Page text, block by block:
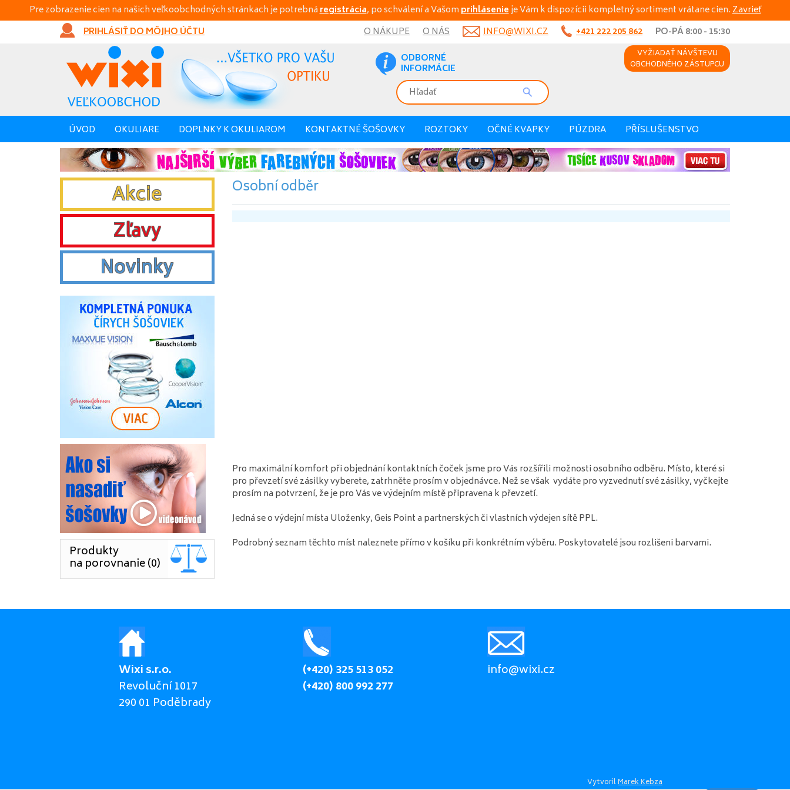
Pre zobrazenie cien na našich veľkoobchodných stránkach je potrebnáregistrácia, po schválení a Vašom prihlásenieje Vám k dispozícii kompletný sortiment vrátane cien.Zavrieť
PRIHLÁSIŤ DO MÔJHO ÚČTU
O NÁKUPE O NÁS INFO@WIXI.CZ +421 222 205 862
PO-PÁ 8:00 - 15:30
ODBORNÉ
INFORMÁCIE
VYŽIADAŤ NÁVŠTEVU
OBCHODNÉHO ZÁSTUPCU
ÚVOD OKULIARE DOPLNKY K OKULIAROM KONTAKTNÉ ŠOŠOVKY ROZTOKY OČNÉ KVAPKY PÚZDRA PŘÍSLUŠENSTVO
Osobní odběr
Pro maximální komfort při objednání kontaktních čoček jsme pro Vás rozšířili možnosti osobního odběru. Místo, které si
pro převzetí své zásilky vyberete, zatrhněte prosím v objednávce. Než se však vydáte pro vyzvednutí své zásilky, vyčkejte
prosím na potvrzení, že je pro Vás ve výdejním místě připravena k převzetí.
Jedná se o výdejní místa Uloženky, Geis Point a partnerských či vlastních výdejen sítě PPL.
Podrobný seznam těchto míst naleznete přímo v košíku při konkrétním výběru. Poskytovatelé jsou rozlišeni barvami.
Akcie
Zľavy
Novinky
Produkty
na porovnanie (0)
Wixi s.r.o.
Revoluční 1017
290 01 Poděbrady
(+420) 325 513 052
(+420) 800 992 277
info@wixi.cz
VytvorilMarek Kebza